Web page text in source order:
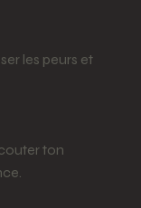
les peurs et
ton